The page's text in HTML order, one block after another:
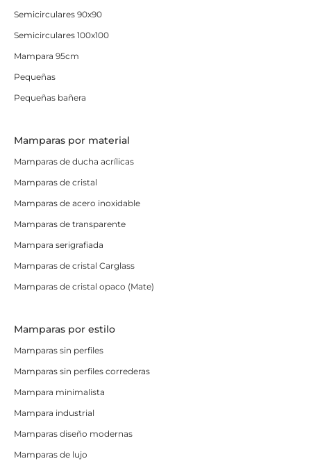
Semicirculares 90x90
Semicirculares 100x100
Mampara 95cm
Pequeñas
Pequeñas bañera
Mamparas por material
Mamparas de ducha acrílicas
Mamparas de cristal
Mamparas de acero inoxidable
Mamparas de transparente
Mampara serigrafiada
Mamparas de cristal Carglass
Mamparas de cristal opaco (Mate)
Mamparas por estilo
Mamparas sin perfiles
Mamparas sin perfiles correderas
Mampara minimalista
Mampara industrial
Mamparas diseño modernas
Mamparas de lujo